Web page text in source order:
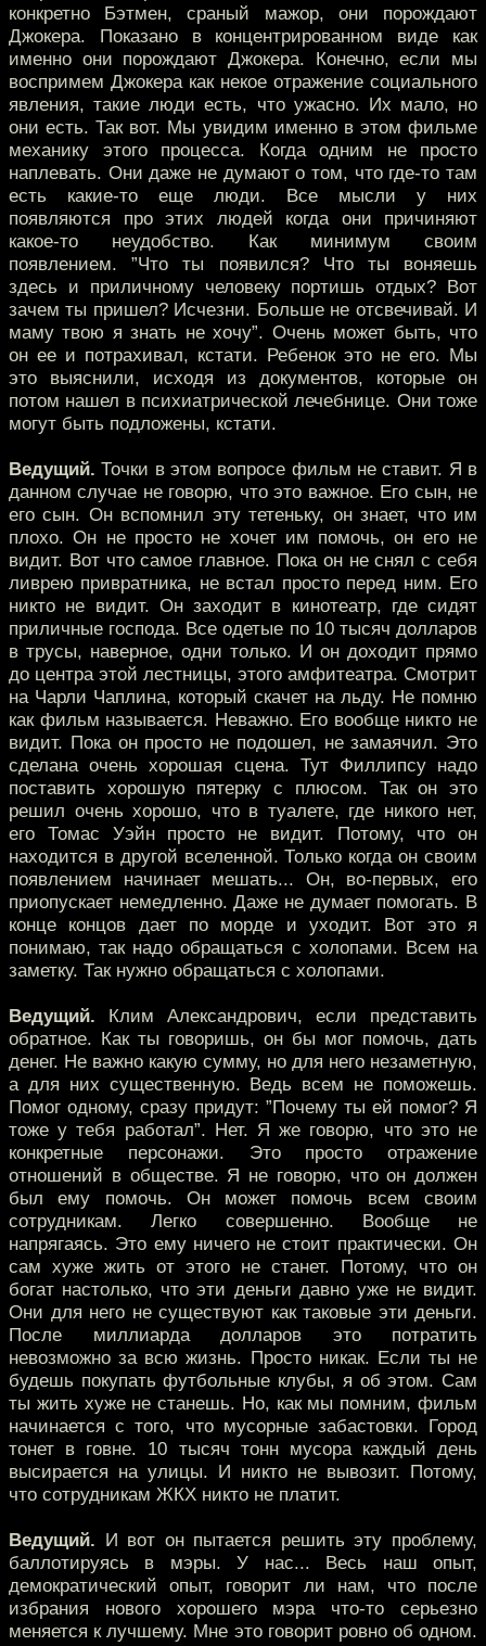
конкретно Бэтмен, сраный мажор, они порождают
Джокера. Показано в концентрированном виде как
именно они порождают Джокера. Конечно, если мы
воспримем Джокера как некое отражение социального
явления, такие люди есть, что ужасно. Их мало, но
они есть. Так вот. Мы увидим именно в этом фильме
механику этого процесса. Когда одним не просто
наплевать. Они даже не думают о том, что где-то там
есть какие-то еще люди. Все мысли у них
появляются про этих людей когда они причиняют
какое-то неудобство. Как минимум своим
появлением. ”Что ты появился? Что ты воняешь
здесь и приличному человеку портишь отдых? Вот
зачем ты пришел? Исчезни. Больше не отсвечивай. И
маму твою я знать не хочу”. Очень может быть, что
он ее и потрахивал, кстати. Ребенок это не его. Мы
это выяснили, исходя из документов, которые он
потом нашел в психиатрической лечебнице. Они тоже
могут быть подложены, кстати.
Ведущий. Точки в этом вопросе фильм не ставит. Я в
данном случае не говорю, что это важное. Его сын, не
его сын. Он вспомнил эту тетеньку, он знает, что им
плохо. Он не просто не хочет им помочь, он его не
видит. Вот что самое главное. Пока он не снял с себя
ливрею привратника, не встал просто перед ним. Его
никто не видит. Он заходит в кинотеатр, где сидят
приличные господа. Все одетые по 10 тысяч долларов
в трусы, наверное, одни только. И он доходит прямо
до центра этой лестницы, этого амфитеатра. Смотрит
на Чарли Чаплина, который скачет на льду. Не помню
как фильм называется. Неважно. Его вообще никто не
видит. Пока он просто не подошел, не замаячил. Это
сделана очень хорошая сцена. Тут Филлипсу надо
поставить хорошую пятерку с плюсом. Так он это
решил очень хорошо, что в туалете, где никого нет,
его Томас Уэйн просто не видит. Потому, что он
находится в другой вселенной. Только когда он своим
появлением начинает мешать... Он, во-первых, его
приопускает немедленно. Даже не думает помогать. В
конце концов дает по морде и уходит. Вот это я
понимаю, так надо обращаться с холопами. Всем на
заметку. Так нужно обращаться с холопами.
Ведущий. Клим Александрович, если представить
обратное. Как ты говоришь, он бы мог помочь, дать
денег. Не важно какую сумму, но для него незаметную,
а для них существенную. Ведь всем не поможешь.
Помог одному, сразу придут: ”Почему ты ей помог? Я
тоже у тебя работал”. Нет. Я же говорю, что это не
конкретные персонажи. Это просто отражение
отношений в обществе. Я не говорю, что он должен
был ему помочь. Он может помочь всем своим
сотрудникам. Легко совершенно. Вообще не
напрягаясь. Это ему ничего не стоит практически. Он
сам хуже жить от этого не станет. Потому, что он
богат настолько, что эти деньги давно уже не видит.
Они для него не существуют как таковые эти деньги.
После миллиарда долларов это потратить
невозможно за всю жизнь. Просто никак. Если ты не
будешь покупать футбольные клубы, я об этом. Сам
ты жить хуже не станешь. Но, как мы помним, фильм
начинается с того, что мусорные забастовки. Город
тонет в говне. 10 тысяч тонн мусора каждый день
высирается на улицы. И никто не вывозит. Потому,
что сотрудникам ЖКХ никто не платит.
Ведущий. И вот он пытается решить эту проблему,
баллотируясь в мэры. У нас... Весь наш опыт,
демократический опыт, говорит ли нам, что после
избрания нового хорошего мэра что-то серьезно
меняется к лучшему. Мне это говорит ровно об одном.